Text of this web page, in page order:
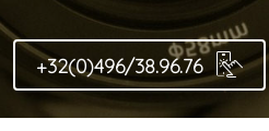
+32(0)496/38.96.76